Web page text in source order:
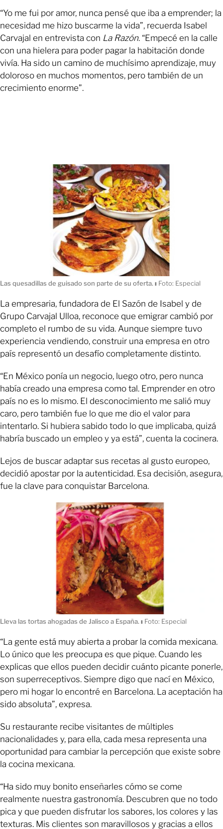
“Yo me fui por amor, nunca pensé que iba a emprender; la
necesidad me hizo buscarme la vida”, recuerda Isabel
Carvajal en entrevista con La Razón. “Empecé en la calle
con una hielera para poder pagar la habitación donde
vivía. Ha sido un camino de muchísimo aprendizaje, muy
doloroso en muchos momentos, pero también de un
crecimiento enorme”.
Las quesadillas de guisado son parte de su oferta. ı Foto: Especial
La empresaria, fundadora de El Sazón de Isabel y de
Grupo Carvajal Ulloa, reconoce que emigrar cambió por
completo el rumbo de su vida. Aunque siempre tuvo
experiencia vendiendo, construir una empresa en otro
país representó un desafío completamente distinto.
“En México ponía un negocio, luego otro, pero nunca
había creado una empresa como tal. Emprender en otro
país no es lo mismo. El desconocimiento me salió muy
caro, pero también fue lo que me dio el valor para
intentarlo. Si hubiera sabido todo lo que implicaba, quizá
habría buscado un empleo y ya está”, cuenta la cocinera.
Lejos de buscar adaptar sus recetas al gusto europeo,
decidió apostar por la autenticidad. Esa decisión, asegura,
fue la clave para conquistar Barcelona.
Lleva las tortas ahogadas de Jalisco a España. ı Foto: Especial
“La gente está muy abierta a probar la comida mexicana.
Lo único que les preocupa es que pique. Cuando les
explicas que ellos pueden decidir cuánto picante ponerle,
son superreceptivos. Siempre digo que nací en México,
pero mi hogar lo encontré en Barcelona. La aceptación ha
sido absoluta”, expresa.
Su restaurante recibe visitantes de múltiples
nacionalidades y, para ella, cada mesa representa una
oportunidad para cambiar la percepción que existe sobre
la cocina mexicana.
“Ha sido muy bonito enseñarles cómo se come
realmente nuestra gastronomía. Descubren que no todo
pica y que pueden disfrutar los sabores, los colores y las
texturas. Mis clientes son maravillosos y gracias a ellos